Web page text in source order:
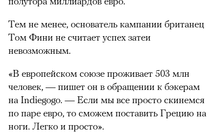
Тем не менее, основатель кампании британец
Том Фини не считает успех затеи
невозможным.
«В европейском союзе проживает 503 млн
человек, — пишет он в обращении к бэкерам
на Indiegogo. — Если мы все просто скинемся
по паре евро, то сможем поставить Грецию на
ноги. Легко и просто».